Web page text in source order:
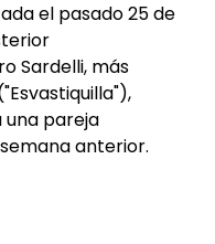
el pasado 25 de
Sardelli, más
una pareja
anterior.